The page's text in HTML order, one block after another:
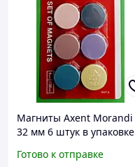
Магниты Axent Morandi
32 мм 6 штук в упаковке
Готово к отправке